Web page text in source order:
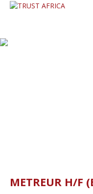
METREUR H/F